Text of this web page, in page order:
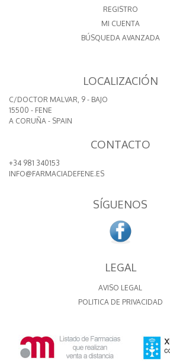
REGISTRO
MI CUENTA
BÚSQUEDA AVANZADA
LOCALIZACIÓN
C/DOCTOR MALVAR, 9 - BAJO
15500 - FENE
A CORUÑA - SPAIN
CONTACTO
+34 981 340153
INFO@FARMACIADEFENE.ES
SÍGUENOS
LEGAL
AVISO LEGAL
POLITICA DE PRIVACIDAD